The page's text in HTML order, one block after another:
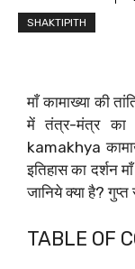
SHAKTIPITH
माँ कामाख्या की
में तंत्र-मंत्र का
kamakhya
इतिहास का दर्शन
जानिये क्या है? गुप्त
TABLE OF